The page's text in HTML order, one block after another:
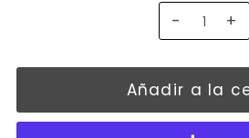
-
+